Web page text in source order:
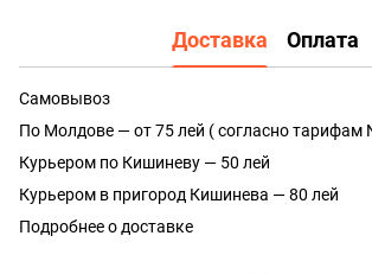
Доставка Оплата
Самовывоз
По Молдове — от 75 лей ( согласно тарифам
Курьером по Кишиневу — 50 лей
Курьером в пригород Кишинева — 80 лей
Подробнее о доставке